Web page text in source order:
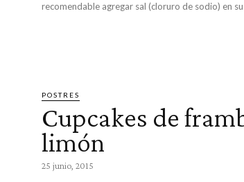
recomendable agregar sal (cloruro de sodio) en
POSTRES
Cupcakes de
limón
25 junio, 2015